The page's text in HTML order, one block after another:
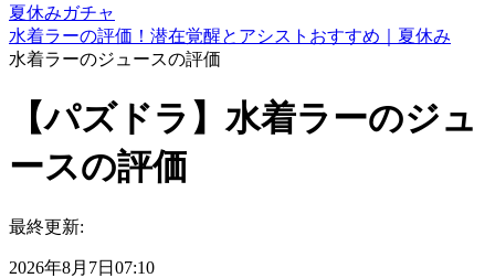
夏休みガチャ
水着ラーの評価！潜在覚醒とアシストおすすめ｜夏休み
水着ラーのジュースの評価
【パズドラ】水着ラーのジュ
ースの評価
最終更新:
2026年8月7日07:10